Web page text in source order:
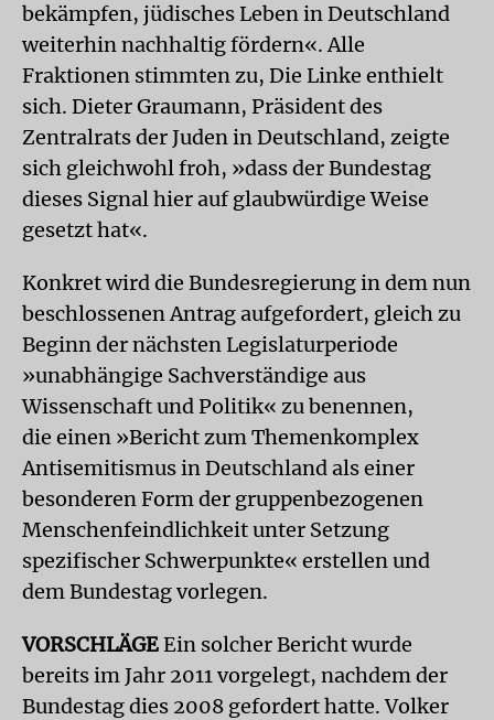
bekämpfen, jüdisches Leben in Deutschland
weiterhin nachhaltig fördern«. Alle
Fraktionen stimmten zu, Die Linke enthielt
sich. Dieter Graumann, Präsident des
Zentralrats der Juden in Deutschland, zeigte
sich gleichwohl froh, »dass der Bundestag
dieses Signal hier auf glaubwürdige Weise
gesetzt hat«.
Konkret wird die Bundesregierung in dem nun
beschlossenen Antrag aufgefordert, gleich zu
Beginn der nächsten Legislaturperiode
»unabhängige Sachverständige aus
Wissenschaft und Politik« zu benennen,
die einen »Bericht zum Themenkomplex
Antisemitismus in Deutschland als einer
besonderen Form der gruppenbezogenen
Menschenfeindlichkeit unter Setzung
spezifischer Schwerpunkte« erstellen und
dem Bundestag vorlegen.
VORSCHLÄGEEin solcher Bericht wurde
bereits im Jahr 2011 vorgelegt, nachdem der
Bundestag dies 2008 gefordert hatte. Volker